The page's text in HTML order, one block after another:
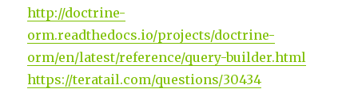
http://doctrine-
orm.readthedocs.io/projects/doctrine-
orm/en/latest/reference/query-builder.html
https://teratail.com/questions/30434